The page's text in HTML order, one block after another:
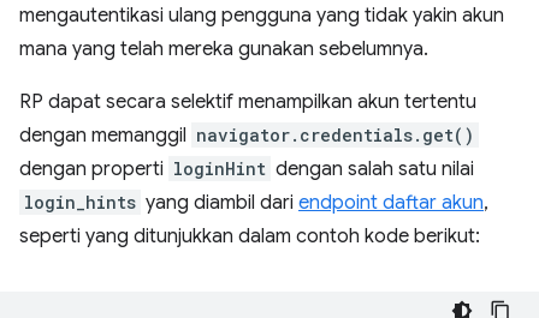
mengautentikasi ulang pengguna yang tidak yakin akun
mana yang telah mereka gunakan sebelumnya.
RP dapat secara selektif menampilkan akun tertentu
dengan memanggil navigator.credentials.get()
dengan properti loginHint dengan salah satu nilai
login_hints yang diambil dari endpoint daftar akun,
seperti yang ditunjukkan dalam contoh kode berikut: